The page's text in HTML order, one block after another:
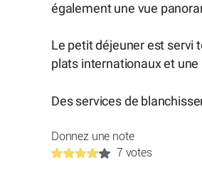
également une vue
Le petit déjeuner est servi
plats internationaux et
Des services de
Donnez une note
7 votes